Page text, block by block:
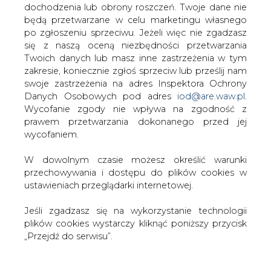
dochodzenia lub obrony roszczeń. Twoje dane nie
będą przetwarzane w celu marketingu własnego
po zgłoszeniu sprzeciwu. Jeżeli więc nie zgadzasz
się z naszą oceną niezbędności przetwarzania
Twoich danych lub masz inne zastrzeżenia w tym
zakresie, koniecznie zgłoś sprzeciw lub prześlij nam
swoje zastrzeżenia na adres Inspektora Ochrony
Danych Osobowych pod adres iod@are.waw.pl
Wycofanie zgody nie wpływa na zgodność z
prawem przetwarzania dokonanego przed jej
wycofaniem.
W dowolnym czasie możesz określić warunki
przechowywania i dostępu do plików cookies w
ustawieniach przeglądarki internetowej.
Jeśli zgadzasz się na wykorzystanie technologii
plików cookies wystarczy kliknąć poniższy przycisk
„Przejdź do serwisu”.
Ciepłownicy zlokalizowali uszkodzenie - pękniętą rurę w
okolicy ul. Sobieskiego. W piątek rano Gdańskie
Przedsiębiorstwo Energetyki Cieplnej poinformowało na
swojej stronie internetowej, że ciepło wraca do ośmiu z
dziewięciu dzielnic, których mieszkańcy odczuli skutki
awarii. Nieco dłużej na wznowienie dostaw będą musieli
poczekać mieszkańcy Suchanina.
Awaria, do której doszło w nocy z czwartku na piątek,
pozbawiła ogrzewania i ciepłej wody mieszkańców
gdańskich dzielnic: Suchanino, Piecki-Migowo, Jasień,
Wzgórze Mickiewicza. Szacunkowo było to około 3,5
tysiąca budynków.
mieszkańcy Matarni, Kokoszek i Moreny. Po
uruchomieniu Stacji Podnoszenia Ciśnienia "Myśliwska"
już w godzinach nocnych udało się przywrócić dostawy